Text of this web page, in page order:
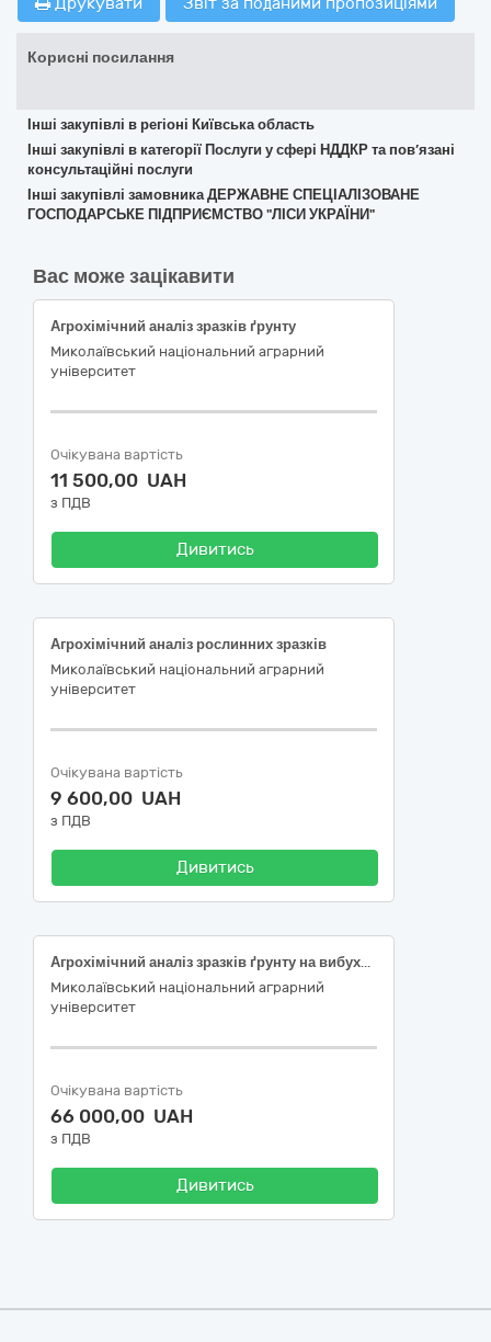
Корисні посилання
Інші закупівлі в регіоні Київська область
Інші закупівлі в категорії Послуги у сфері НДДКР та пов’язані
консультаційні послуги
Інші закупівлі замовника ДЕРЖАВНЕ СПЕЦІАЛІЗОВАНЕ
ГОСПОДАРСЬКЕ ПІДПРИЄМСТВО "ЛІСИ УКРАЇНИ"
Вас може зацікавити
Агрохімічний аналіз зразків ґрунту
Миколаївський національний аграрний
університет
Очікувана вартість
11 500,00 UAH
з ПДВ
Дивитись
Агрохімічний аналіз рослинних зразків
Миколаївський національний аграрний
університет
Очікувана вартість
9 600,00 UAH
з ПДВ
Дивитись
Агрохімічний аналіз зразків ґрунту на вибухові речовини
Миколаївський національний аграрний
університет
Очікувана вартість
66 000,00 UAH
з ПДВ
Дивитись